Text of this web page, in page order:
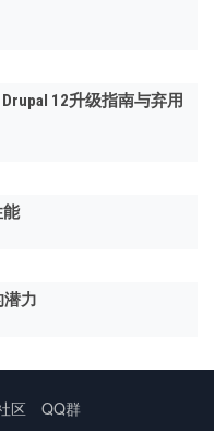
12升级指南与弃用
能
潜力
区 QQ群